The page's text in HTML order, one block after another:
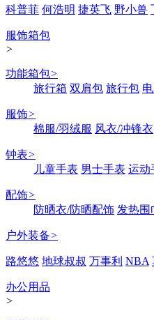
科普菲 何浩明 捷英飞 野小兽
服饰箱包
>
功能箱包>
旅行箱 双肩包 旅行包
服饰>
棉服/羽绒服 风衣/冲锋衣
钟表>
儿童手表 男士手表 运动
配饰>
防晒衣/防晒配饰 发热围
户外装备>
路悠悠 地球叔叔 万事利 NBA
办公用品
>